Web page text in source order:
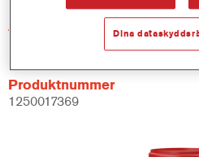
Artikelnummer
Produktnummer
1250017369
Dina